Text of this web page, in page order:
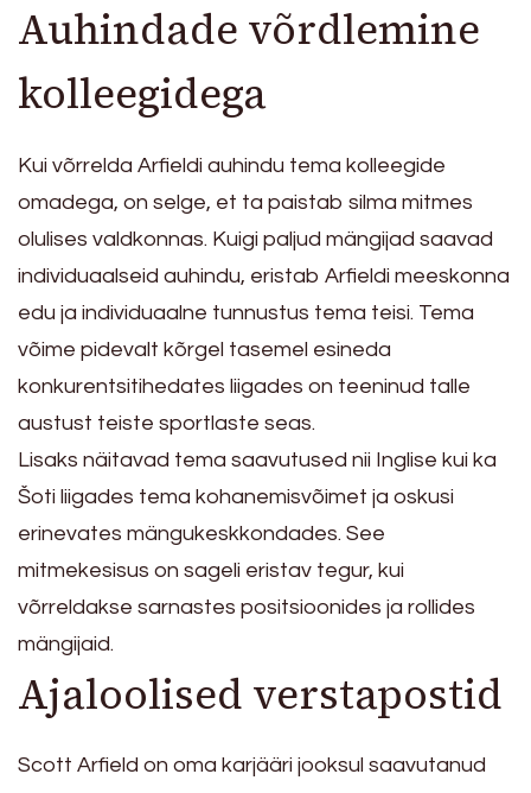
Auhindade võrdlemine
kolleegidega
Kui võrrelda Arfieldi auhindu tema kolleegide
omadega, on selge, et ta paistab silma mitmes
olulises valdkonnas. Kuigi paljud mängijad saavad
individuaalseid auhindu, eristab Arfieldi meeskonna
edu ja individuaalne tunnustus tema teisi. Tema
võime pidevalt kõrgel tasemel esineda
konkurentsitihedates liigades on teeninud talle
austust teiste sportlaste seas.
Lisaks näitavad tema saavutused nii Inglise kui ka
Šoti liigades tema kohanemisvõimet ja oskusi
erinevates mängukeskkondades. See
mitmekesisus on sageli eristav tegur, kui
võrreldakse sarnastes positsioonides ja rollides
mängijaid.
Ajaloolised verstapostid
Scott Arfield on oma karjääri jooksul saavutanud